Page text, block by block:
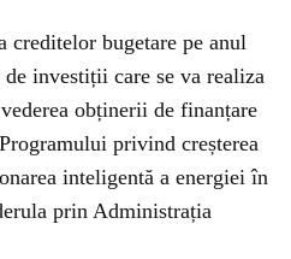
creditelor bugetare pe anul
investiții care se va realiza
obținerii de finanțare
privind creșterea
inteligentă a energiei în
prin Administrația